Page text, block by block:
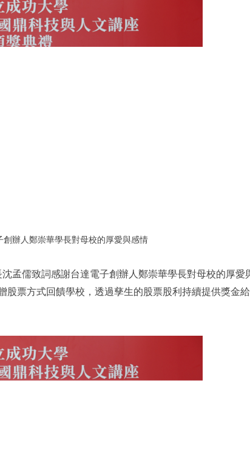
辦人鄭崇華學長對母校的厚愛與感情
孟儒致詞感謝台達電子創辦人鄭崇華學長對母校的厚愛
股票方式回饋學校，透過孳生的股票股利持續提供獎金